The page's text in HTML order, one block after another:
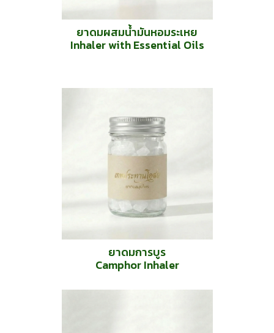
ยาดมผสมน้ำมันหอมระเหย
Inhaler with Essential Oils
ยาดมการบูร
Camphor Inhaler